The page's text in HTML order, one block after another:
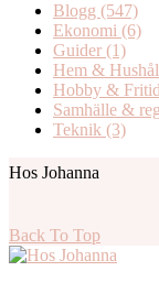
Blogg (547)
Ekonomi (6)
Guider (1)
Hem &
Hobby & Fritid
Samhälle &
Teknik (3)
Hos Johanna
Back To Top